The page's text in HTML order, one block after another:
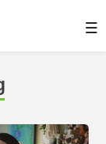
☰